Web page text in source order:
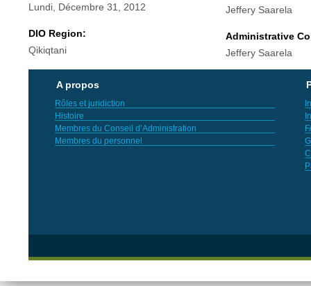
Lundi, Décembre 31, 2012
DIO Region:
Qikiqtani
Jeffery Saarela
Administrative
Jeffery Saarela
A propos
Rôles et juridiction
Histoire
Membres du Conseil d’Administration
Membres du personnel